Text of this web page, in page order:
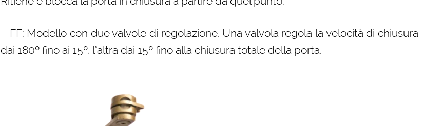
– FF: Modello con due valvole di regolazione. Una valvola regola la velocità di chiusura
dai 180º fino ai 15º, l’altra dai 15º fino alla chiusura totale della porta.